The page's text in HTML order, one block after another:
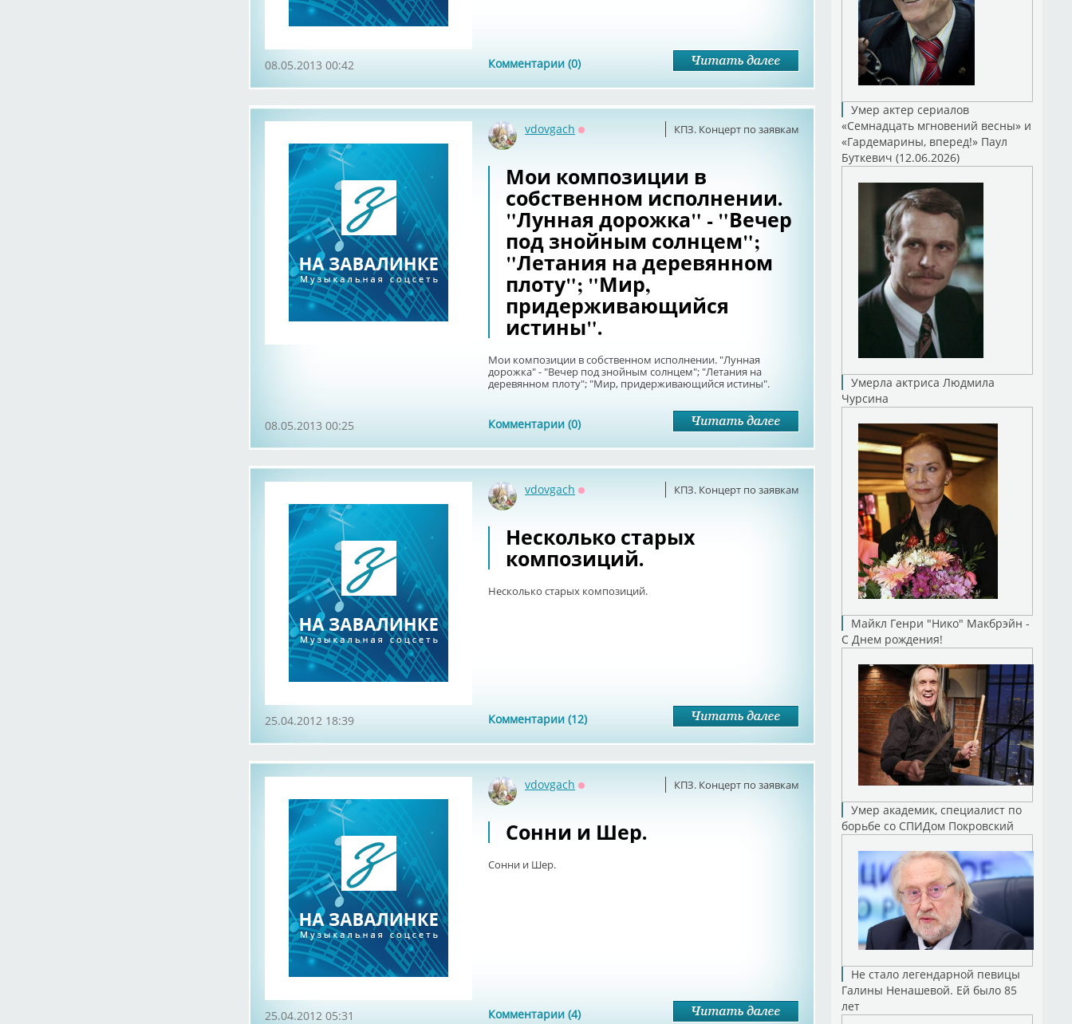
Комментарии (0)
08.05.2013 00:42
КПЗ. Концерт по заявкам
vdovgach
Мои композиции в
собственном исполнении.
"Лунная дорожка" - "Вечер
под знойным солнцем";
"Летания на деревянном
плоту"; "Мир,
придерживающийся
истины".
Мои композиции в собственном исполнении. "Лунная
дорожка" - "Вечер под знойным солнцем"; "Летания на
деревянном плоту"; "Мир, придерживающийся истины".
Комментарии (0)
08.05.2013 00:25
КПЗ. Концерт по заявкам
vdovgach
Несколько старых
композиций.
Несколько старых композиций.
Комментарии (12)
25.04.2012 18:39
КПЗ. Концерт по заявкам
vdovgach
Сонни и Шер.
Сонни и Шер.
Комментарии (4)
25.04.2012 05:31
Умер актер сериалов
«Семнадцать мгновений весны» и
«Гардемарины, вперед!» Паул
Буткевич (12.06.2026)
Умерла актриса Людмила
Чурсина
Майкл Генри "Нико" Макбрэйн -
С Днем рождения!
Умер академик, специалист по
борьбе со СПИДом Покровский
Не стало легендарной певицы
Галины Ненашевой. Ей было 85
лет